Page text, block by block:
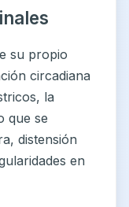
su propio
circadiana
la
que se
distensión
en